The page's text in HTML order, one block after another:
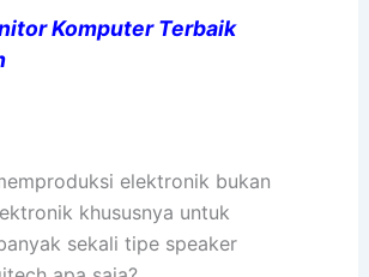
Komputer Terbaik
elektronik bukan
khususnya untuk
sekali tipe speaker